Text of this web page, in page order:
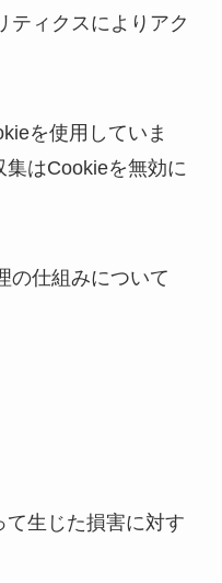
ティクスによりアク
を使用していま
はCookieを無効に
の仕組みについて
生じた損害に対す